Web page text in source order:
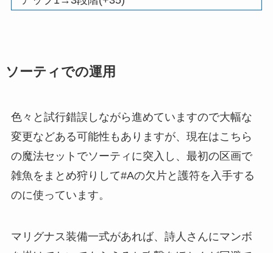
ソーティでの運用
色々と試行錯誤しながら進めていますので大幅な
変更などある可能性もありますが、現在はこちら
の魔法セットでソーティに突入し、最初の区画で
雑魚をまとめ狩りして#Aの欠片と護符を入手する
のに使っています。
マリグナス装備一式があれば、詩人さんにマンボ